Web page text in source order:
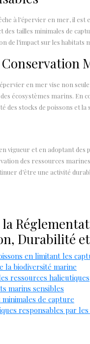
à l’épervier en mer, il est
des tailles minimales de
de l’impact sur les habitats
en mer vise non
écosystèmes marins. En
des stocks de poissons et
vigueur et en adoptant des
des ressources
d’être une activité
Durabilité
en limitant les
la biodiversité marine
ressources halieutiques
marins sensibles
de capture
responsables par